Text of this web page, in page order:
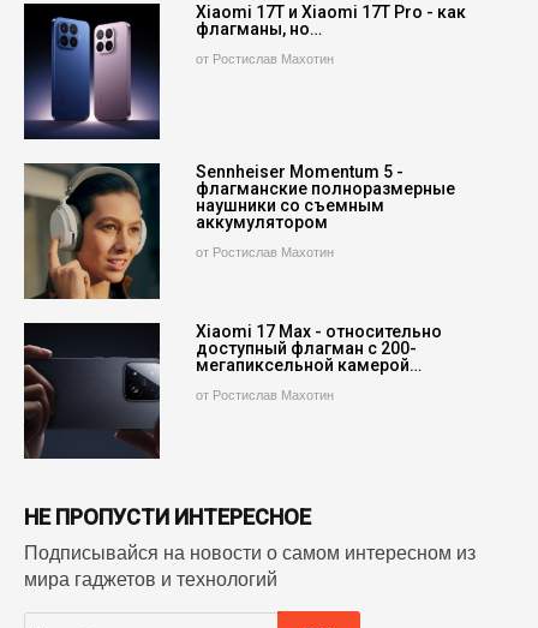
Xiaomi 17T и Xiaomi 17T Pro - как
флагманы, но…
от Ростислав Махотин
Sennheiser Momentum 5 -
флагманские полноразмерные
наушники со съемным
аккумулятором
от Ростислав Махотин
Xiaomi 17 Max - относительно
доступный флагман с 200-
мегапиксельной камерой…
от Ростислав Махотин
НЕ ПРОПУСТИ ИНТЕРЕСНОЕ
Подписывайся на новости о самом интересном из
мира гаджетов и технологий